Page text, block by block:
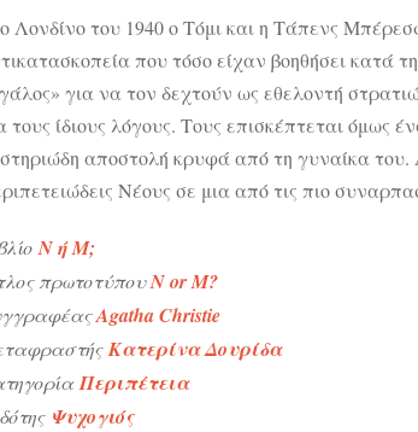
Λονδίνο του 1940 ο Τόμι και η Τάπενς
που τόσο είχαν βοηθήσει κατά
για να τον δεχτούν ως εθελοντή
τους ίδιους λόγους. Τους επισκέπτεται όμως
αποστολή κρυφά από τη γυναίκα του.
Νέους σε μια από τις πιο
Ν ή Μ;
πρωτοτύπουN or M?
Agatha Christie
Κατερίνα Δουρίδα
Περιπέτεια
Ψυχογιός